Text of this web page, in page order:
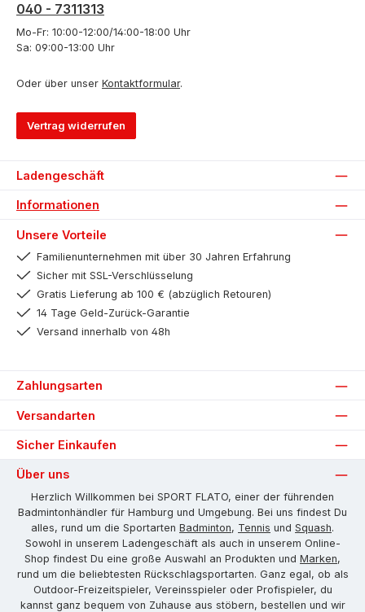
040 - 7311313
Mo-Fr: 10:00-12:00/14:00-18:00 Uhr
Sa: 09:00-13:00 Uhr
Oder über unser Kontaktformular.
Vertrag widerrufen
Ladengeschäft
Informationen
Unsere Vorteile
Familienunternehmen mit über 30 Jahren Erfahrung
Sicher mit SSL-Verschlüsselung
Gratis Lieferung ab 100 € (abzüglich Retouren)
14 Tage Geld-Zurück-Garantie
Versand innerhalb von 48h
Zahlungsarten
Versandarten
Sicher Einkaufen
Über uns
Herzlich Willkommen bei SPORT FLATO, einer der führenden
Badmintonhändler für Hamburg und Umgebung. Bei uns findest Du
alles, rund um die Sportarten Badminton, Tennis und Squash.
Sowohl in unserem Ladengeschäft als auch in unserem Online-
Shop findest Du eine große Auswahl an Produkten und Marken,
rund um die beliebtesten Rückschlagsportarten. Ganz egal, ob als
Outdoor-Freizeitspieler, Vereinsspieler oder Profispieler, du
kannst ganz bequem von Zuhause aus stöbern, bestellen und wir